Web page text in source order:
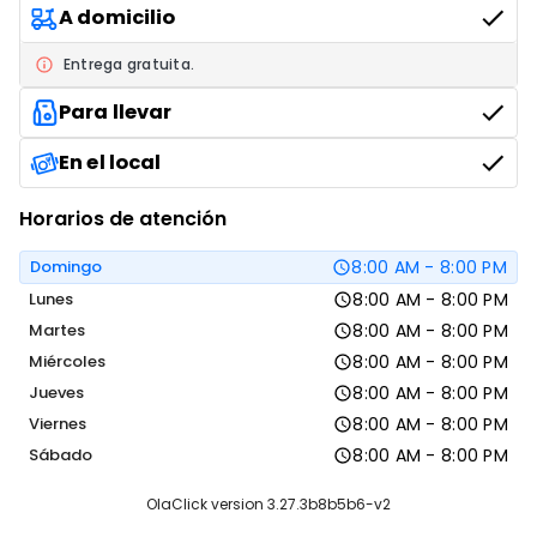
TÉ Bitaco
$ 7.000
MALTEADAS
Brownie, Oreo, Milo, Café, Vainilla o Caramelo
$ 18.500
Almendras o Avena
A domicilio
Entrega gratuita.
Para llevar
En el local
Horarios de atención
Domingo 8:00 AM - 8:00 PM
Lunes 8:00 AM - 8:00 PM
Martes 8:00 AM - 8:00 PM
Miércoles 8:00 AM - 8:00 PM
Jueves 8:00 AM - 8:00 PM
Viernes 8:00 AM - 8:00 PM
Sábado 8:00 AM - 8:00 PM
OlaClick version 3.27.3b8b5b6-v2